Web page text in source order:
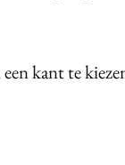
kant te